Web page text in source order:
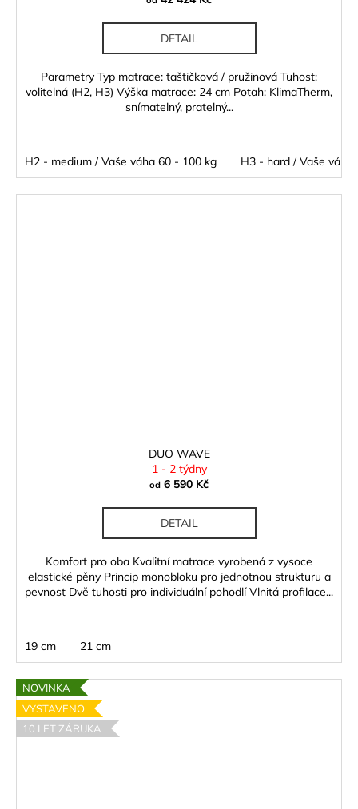
DETAIL
Parametry Typ matrace: taštičková / pružinová Tuhost:
volitelná (H2, H3) Výška matrace: 24 cm Potah: KlimaTherm,
snímatelný, pratelný...
H2 - medium / Vaše váha 60 - 100 kg H3 - hard / Vaše váha
DUO WAVE
1 - 2 týdny
od 6 590 Kč
DETAIL
Komfort pro oba Kvalitní matrace vyrobená z vysoce
elastické pěny Princip monobloku pro jednotnou strukturu a
pevnost Dvě tuhosti pro individuální pohodlí Vlnitá profilace...
19 cm 21 cm
NOVINKA
VYSTAVENO
10 LET ZÁRUKA